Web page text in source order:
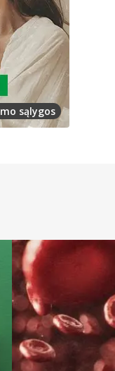
sąlygos